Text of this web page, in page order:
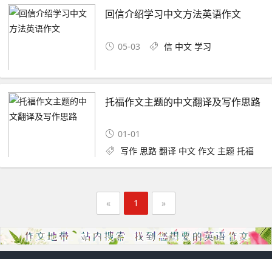
回信介绍学习中文方法英语作文
05-03 信 中文 学习
托福作文主题的中文翻译及写作思路
01-01
写作 思路 翻译 中文 作文 主题 托福
« 1 »